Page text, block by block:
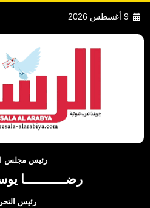
9 أغسطس 2026
رئيس مجلس
رضــــــــــــا
رئيس